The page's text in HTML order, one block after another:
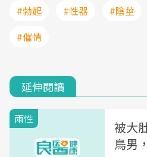
#勃起 #性器 #陰莖
#催情
延伸閱讀
兩性
被大
鳥男